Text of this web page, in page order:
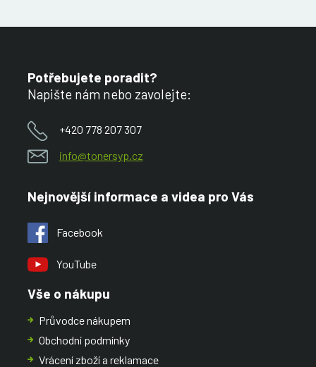
Potřebujete poradit?
Napište nám nebo zavolejte:
+420 778 207 307
info@tonersyp.cz
Nejnovější informace a videa pro Vás
Facebook
YouTube
Vše o nákupu
Průvodce nákupem
Obchodní podmínky
Vrácení zboží a reklamace